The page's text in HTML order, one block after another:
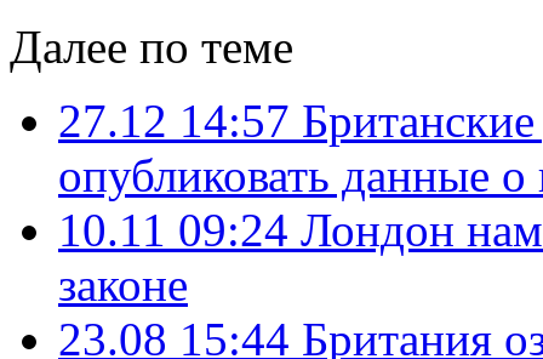
Далее по теме
27.12 14:57
опубликовать данные
10.11 09:24 Лондон
законе
23.08 15:44 Британия